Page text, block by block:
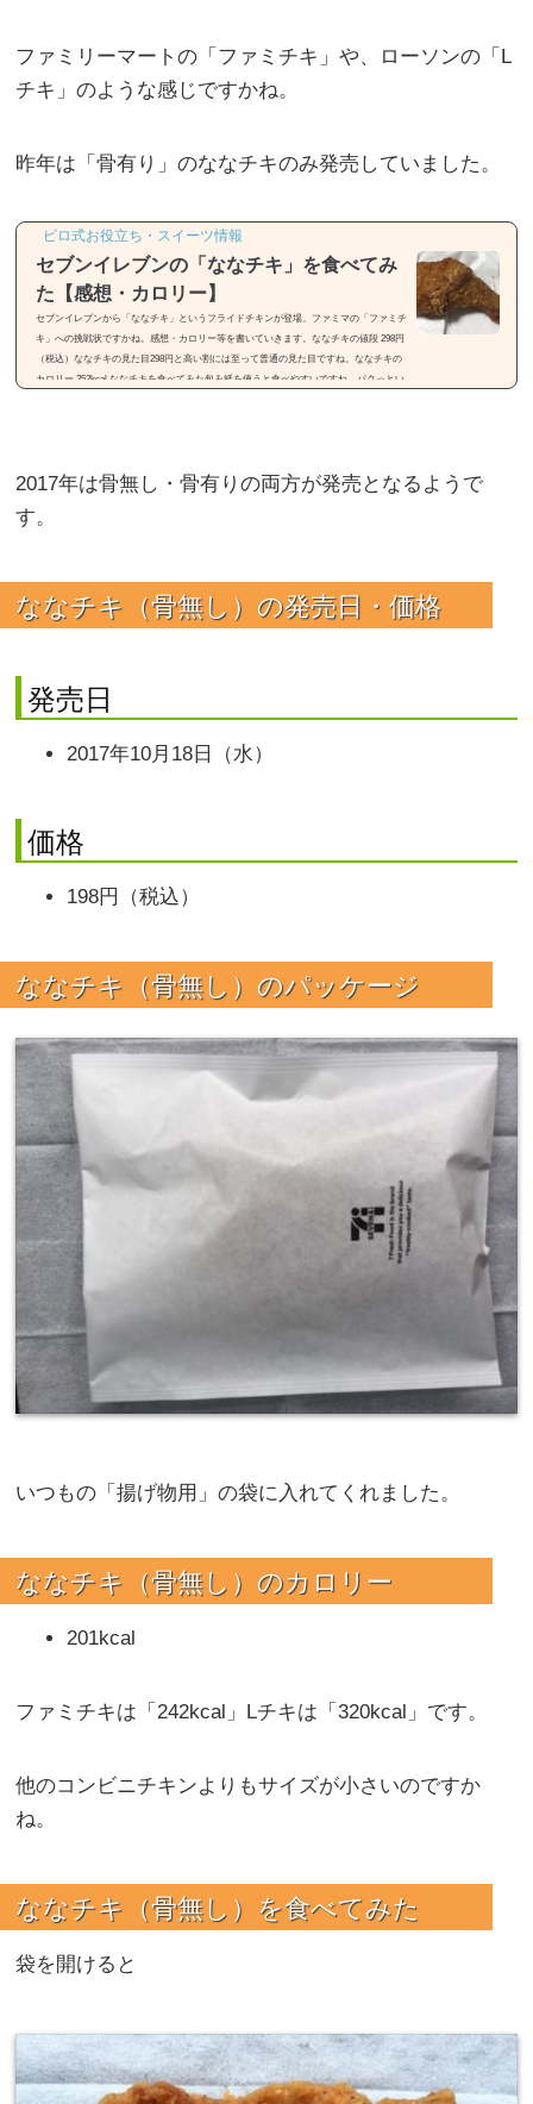
ファミリーマートの「ファミチキ」や、ローソンの「L
チキ」のような感じですかね。
昨年は「骨有り」のななチキのみ発売していました。
ピロ式お役立ち・スイーツ情報
セブンイレブンの「ななチキ」を食べてみ
た【感想・カロリー】
セブンイレブンから「ななチキ」というフライドチキンが登場。ファミマの「ファミチ
キ」への挑戦状ですかね。感想・カロリー等を書いていきます。ななチキの値段 298円
（税込）ななチキの見た目298円と高い割には至って普通の見た目ですね。ななチキの
カロリー 252kcal ななチキを食べてみた包み紙を使うと食べやすいですね。パクっとい
2017年は骨無し・骨有りの両方が発売となるようで
す。
ななチキ（骨無し）の発売日・価格
発売日
2017年10月18日（水）
価格
198円（税込）
ななチキ（骨無し）のパッケージ
いつもの「揚げ物用」の袋に入れてくれました。
ななチキ（骨無し）のカロリー
201kcal
ファミチキは「242kcal」Lチキは「320kcal」です。
他のコンビニチキンよりもサイズが小さいのですか
ね。
ななチキ（骨無し）を食べてみた
袋を開けると